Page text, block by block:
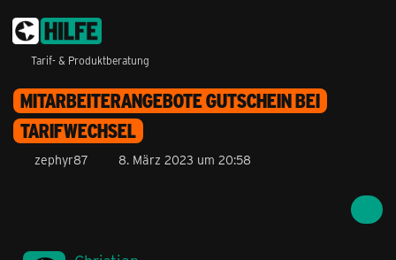
Tarif- & Produktberatung
MITARBEITERANGEBOTE GUTSCHEIN BEI
TARIFWECHSEL
zephyr87 8. März 2023 um 20:58